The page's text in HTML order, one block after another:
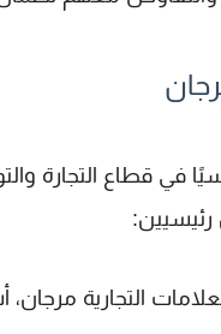
في قطاع التجارة
التجارية مرجان،